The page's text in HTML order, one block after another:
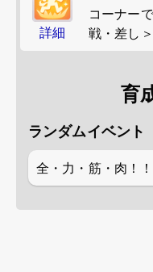
詳細
コーナー
戦・差し＞
育
ランダムイベント
全・力・筋・肉！！